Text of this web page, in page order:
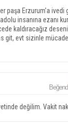
paşa Erzurum'a
insanına ezanı
kaldıracağız
git, evt sizinle
değilim. Vakit